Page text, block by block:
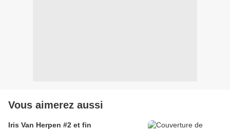
Vous aimerez aussi
Iris Van Herpen #2 et fin